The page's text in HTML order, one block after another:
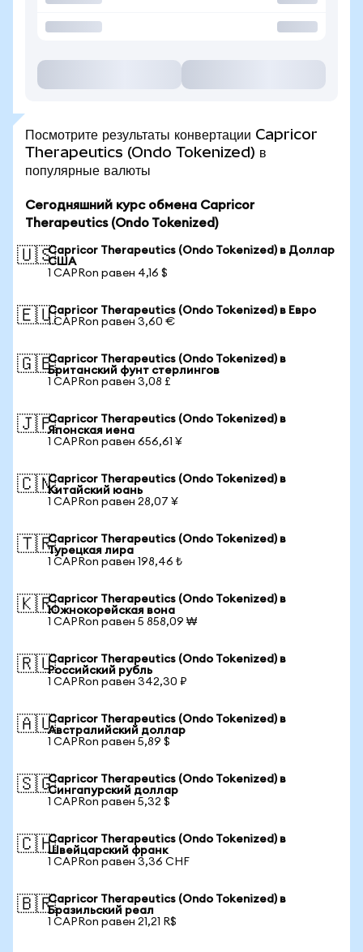
Посмотрите результаты конвертации Capricor
Therapeutics (Ondo Tokenized) в
популярные валюты
Сегодняшний курс обмена Capricor
Therapeutics (Ondo Tokenized)
🇺🇸Capricor Therapeutics (Ondo Tokenized) в Доллар
США
1 CAPRon равен 4,16 $
🇪🇺Capricor Therapeutics (Ondo Tokenized) в Евро
1 CAPRon равен 3,60 €
🇬🇧Capricor Therapeutics (Ondo Tokenized) в
Британский фунт стерлингов
1 CAPRon равен 3,08 £
🇯🇵Capricor Therapeutics (Ondo Tokenized) в
Японская иена
1 CAPRon равен 656,61 ¥
🇨🇳Capricor Therapeutics (Ondo Tokenized) в
Китайский юань
1 CAPRon равен 28,07 ¥
🇹🇷Capricor Therapeutics (Ondo Tokenized) в
Турецкая лира
1 CAPRon равен 198,46 ₺
🇰🇷Capricor Therapeutics (Ondo Tokenized) в
Южнокорейская вона
1 CAPRon равен 5 858,09 ₩
🇷🇺Capricor Therapeutics (Ondo Tokenized) в
Российский рубль
1 CAPRon равен 342,30 ₽
🇦🇺Capricor Therapeutics (Ondo Tokenized) в
Австралийский доллар
1 CAPRon равен 5,89 $
🇸🇬Capricor Therapeutics (Ondo Tokenized) в
Сингапурский доллар
1 CAPRon равен 5,32 $
🇨🇭Capricor Therapeutics (Ondo Tokenized) в
Швейцарский франк
1 CAPRon равен 3,36 CHF
🇧🇷Capricor Therapeutics (Ondo Tokenized) в
Бразильский реал
1 CAPRon равен 21,21 R$